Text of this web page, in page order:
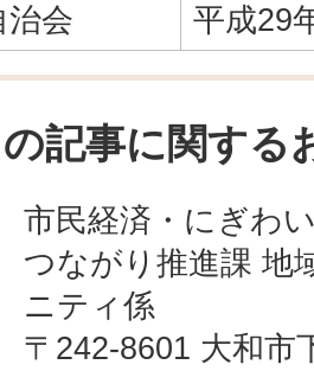
治会 平成29
記事に関する
市民経済・にぎわ
つながり推進課 地
ニティ係
〒242-8601 大和市